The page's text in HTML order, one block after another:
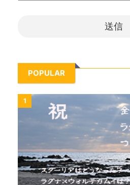
POPULAR
1